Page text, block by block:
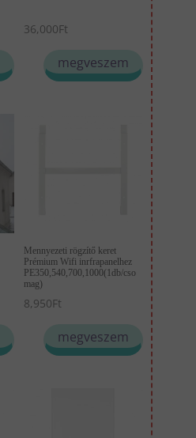
36,000Ft
megveszem
Mennyezeti rögzítő keret
Prémium Wifi inrfrapanelhez
PE350,540,700,1000(1db/cso
mag)
8,950Ft
megveszem